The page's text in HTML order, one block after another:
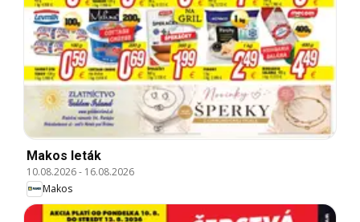
Makos leták
10.08.2026- 16.08.2026
Makos